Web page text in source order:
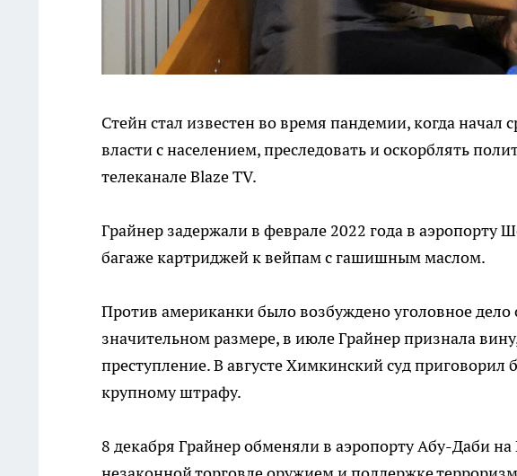
Стейн стал известен во время пандемии, когда начал
власти с населением, преследовать и оскорблять
телеканале Blaze TV.
Грайнер задержали в феврале 2022 года в аэропорту
багаже картриджей к вейпам с гашишным маслом.
Против американки было возбуждено уголовное дело
значительном размере, в июле Грайнер признала
преступление. В августе Химкинский суд приговорил
крупному штрафу.
8 декабря Грайнер обменяли в аэропорту Абу-Даби